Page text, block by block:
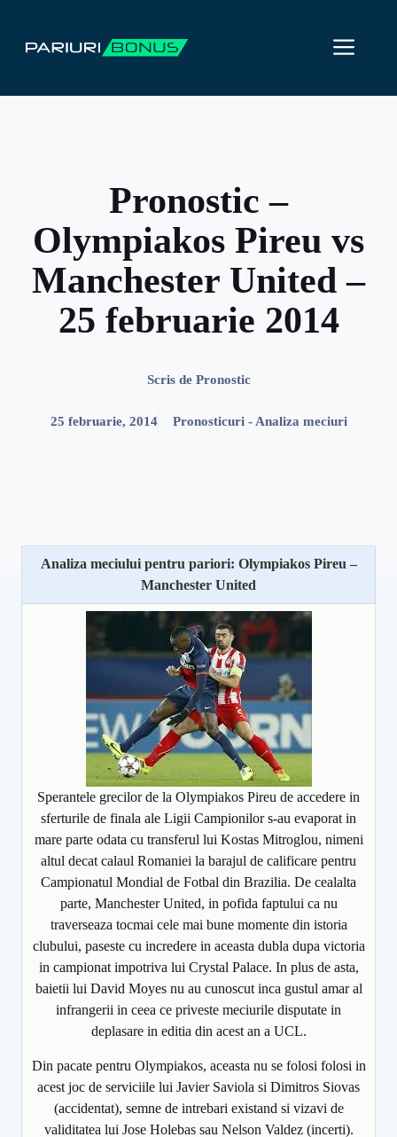
conținut
Pronostic –
Olympiakos Pireu vs
Manchester United –
25 februarie 2014
Scris de Pronostic
25 februarie, 2014 Pronosticuri - Analiza meciuri
Analiza meciului pentru pariori: Olympiakos Pireu –
Manchester United
Sperantele grecilor de la Olympiakos Pireu de accedere in
sferturile de finala ale Ligii Campionilor s-au evaporat in
mare parte odata cu transferul lui Kostas Mitroglou, nimeni
altul decat calaul Romaniei la barajul de calificare pentru
Campionatul Mondial de Fotbal din Brazilia. De cealalta
parte, Manchester United, in pofida faptului ca nu
traverseaza tocmai cele mai bune momente din istoria
clubului, paseste cu incredere in aceasta dubla dupa victoria
in campionat impotriva lui Crystal Palace. In plus de asta,
baietii lui David Moyes nu au cunoscut inca gustul amar al
infrangerii in ceea ce priveste meciurile disputate in
deplasare in editia din acest an a UCL.
Din pacate pentru Olympiakos, aceasta nu se folosi folosi in
acest joc de serviciile lui Javier Saviola si Dimitros Siovas
(accidentat), semne de intrebari existand si vizavi de
validitatea lui Jose Holebas sau Nelson Valdez (incerti).